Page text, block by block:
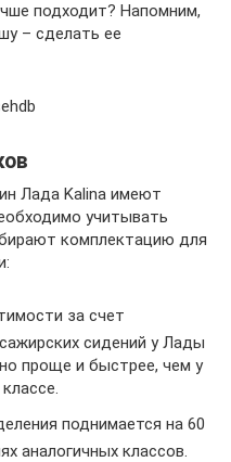
подходит? Напомним,
– сделать ее
Лада Kalina имеют
учитывать
комплектацию для
за счет
сидений у Лады
проще и быстрее, чем у
поднимается на 60
аналогичных классов.